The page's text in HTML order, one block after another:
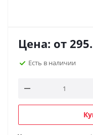
Цена: от
Есть в наличии